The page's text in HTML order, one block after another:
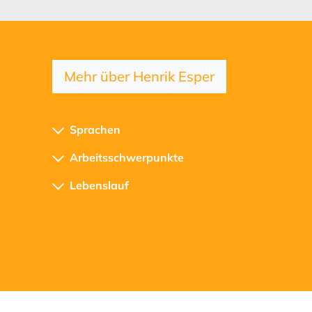
Mehr über Henrik Esper
Sprachen
Arbeitsschwerpunkte
Lebenslauf